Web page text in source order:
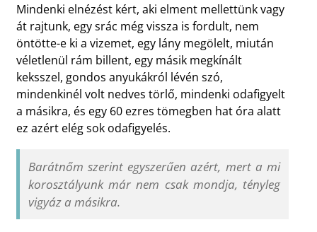
Mindenki elnézést kért, aki elment mellettünk vagy
át rajtunk, egy srác még vissza is fordult, nem
öntötte-e ki a vizemet, egy lány megölelt, miután
véletlenül rám billent, egy másik megkínált
keksszel, gondos anyukákról lévén szó,
mindenkinél volt nedves törlő, mindenki odafigyelt
a másikra, és egy 60 ezres tömegben hat óra alatt
ez azért elég sok odafigyelés.
Barátnőm szerint egyszerűen azért, mert a mi
korosztályunk már nem csak mondja, tényleg
vigyáz a másikra.